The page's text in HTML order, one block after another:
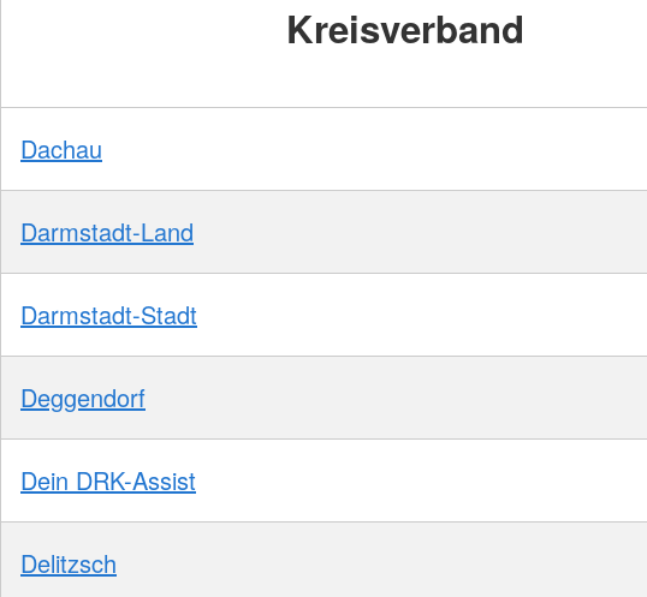
Kreisverband
Dachau
Darmstadt-Land
Darmstadt-Stadt
Deggendorf
Dein DRK-Assist
Delitzsch